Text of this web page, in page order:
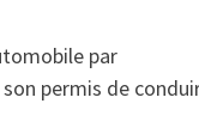
par
permis de